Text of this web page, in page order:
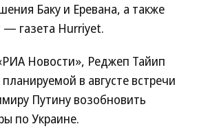
Баку и Еревана, а также
— газета Hurriyet.
Новости», Реджеп Тайип
в августе встречи
Путину возобновить
по Украине.